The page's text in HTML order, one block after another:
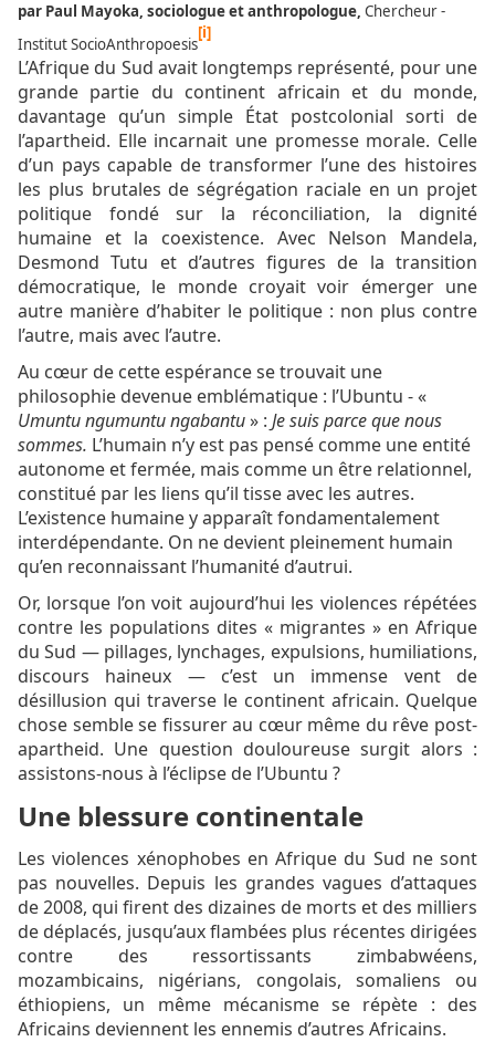
par Paul Mayoka, sociologue et anthropologue, Chercheur -
Institut SocioAnthropoesis
[i]
L’Afrique du Sud avait longtemps représenté, pour une
grande partie du continent africain et du monde,
davantage qu’un simple État postcolonial sorti de
l’apartheid. Elle incarnait une promesse morale. Celle
d’un pays capable de transformer l’une des histoires
les plus brutales de ségrégation raciale en un projet
politique fondé sur la réconciliation, la dignité
humaine et la coexistence. Avec Nelson Mandela,
Desmond Tutu et d’autres figures de la transition
démocratique, le monde croyait voir émerger une
autre manière d’habiter le politique : non plus contre
l’autre, mais avec l’autre.
Au cœur de cette espérance se trouvait une
philosophie devenue emblématique : l’Ubuntu - «
Umuntu ngumuntu ngabantu» : Je suis parce que nous
sommes. L’humain n’y est pas pensé comme une entité
autonome et fermée, mais comme un être relationnel,
constitué par les liens qu’il tisse avec les autres.
L’existence humaine y apparaît fondamentalement
interdépendante. On ne devient pleinement humain
qu’en reconnaissant l’humanité d’autrui.
Or, lorsque l’on voit aujourd’hui les violences répétées
contre les populations dites « migrantes » en Afrique
du Sud — pillages, lynchages, expulsions, humiliations,
discours haineux — c’est un immense vent de
désillusion qui traverse le continent africain. Quelque
chose semble se fissurer au cœur même du rêve post-
apartheid. Une question douloureuse surgit alors :
assistons-nous à l’éclipse de l’Ubuntu ?
Une blessure continentale
Les violences xénophobes en Afrique du Sud ne sont
pas nouvelles. Depuis les grandes vagues d’attaques
de 2008, qui firent des dizaines de morts et des milliers
de déplacés, jusqu’aux flambées plus récentes dirigées
contre des ressortissants zimbabwéens,
mozambicains, nigérians, congolais, somaliens ou
éthiopiens, un même mécanisme se répète : des
Africains deviennent les ennemis d’autres Africains.